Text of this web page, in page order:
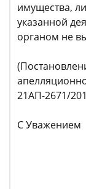
имущества,
указанной
органом не
21АП-2671/
С Уважением